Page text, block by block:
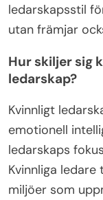
ledarskapsstil
utan främjar
Hur skiljer sig
ledarskap?
Kvinnligt
emotionell
ledarskaps
Kvinnliga
miljöer som